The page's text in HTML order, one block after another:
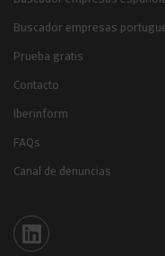
Buscador empresas
Prueba gratis
Contacto
Iberinform
FAQs
Canal de denuncias
Iberinform en